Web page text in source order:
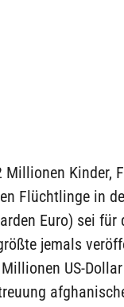
Kinder,
Flüchtlinge in
Euro) sei für
jemals
US-